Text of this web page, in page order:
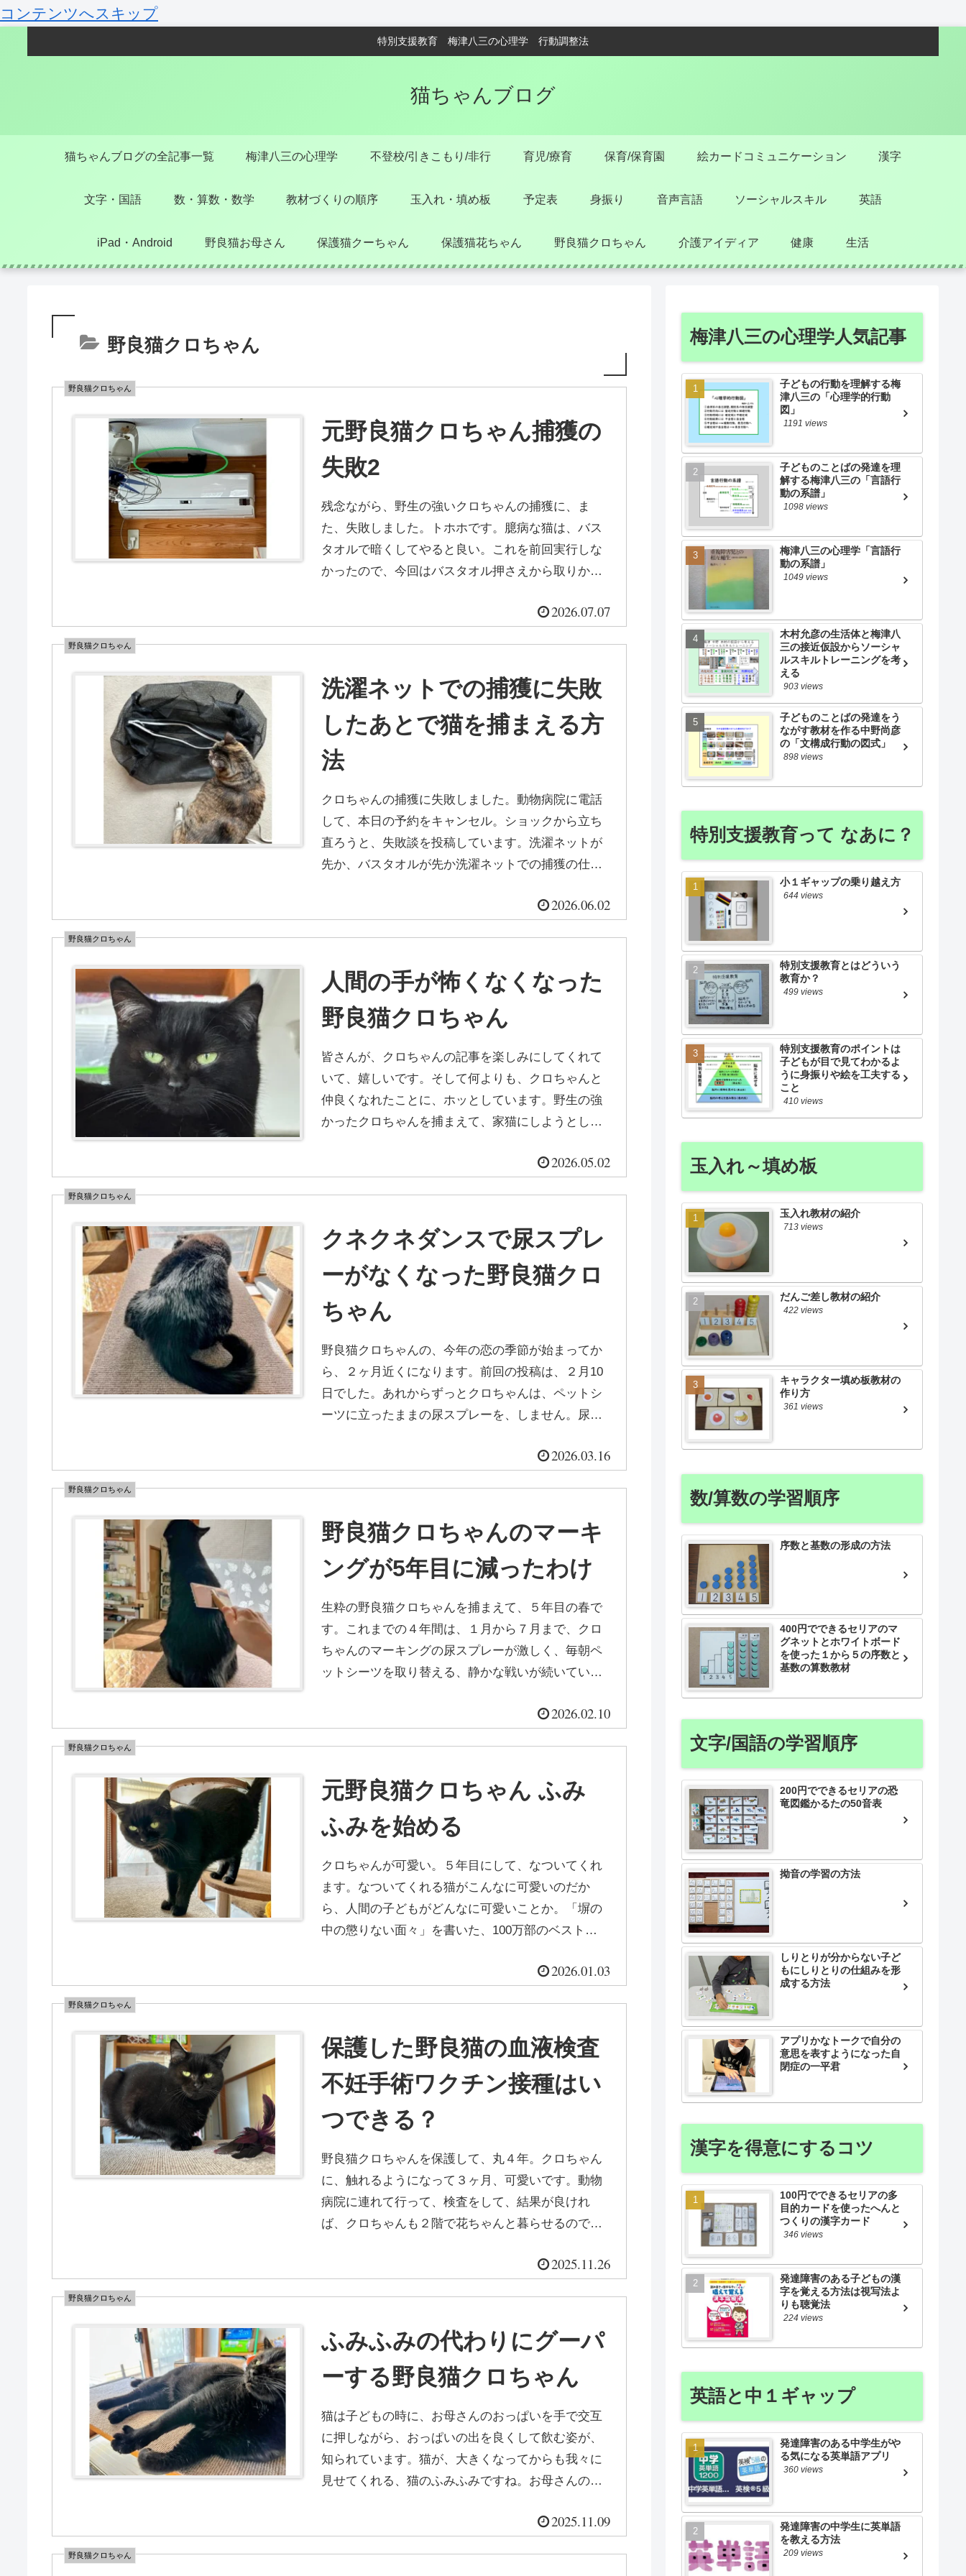
コンテンツへスキップ
特別支援教育 梅津八三の心理学 行動調整法
猫ちゃんブログ
猫ちゃんブログの全記事一覧 梅津八三の心理学 不登校/引きこもり/非行 育児/療育 保育/保育園 絵カードコミュニケーション 漢字
文字・国語 数・算数・数学 教材づくりの順序 玉入れ・填め板 予定表 身振り 音声言語 ソーシャルスキル 英語
iPad・Android 野良猫お母さん 保護猫クーちゃん 保護猫花ちゃん 野良猫クロちゃん 介護アイディア 健康 生活
野良猫クロちゃん
野良猫クロちゃん
元野良猫クロちゃん捕獲の
失敗2
残念ながら、野生の強いクロちゃんの捕獲に、ま
た、失敗しました。トホホです。臆病な猫は、バス
タオルで暗くしてやると良い。これを前回実行しな
かったので、今回はバスタオル押さえから取りかか
2026.07.07
野良猫クロちゃん
洗濯ネットでの捕獲に失敗
したあとで猫を捕まえる方
法
クロちゃんの捕獲に失敗しました。動物病院に電話
して、本日の予約をキャンセル。ショックから立ち
直ろうと、失敗談を投稿しています。洗濯ネットが
先か、バスタオルが先か洗濯ネットでの捕獲の仕方
2026.06.02
野良猫クロちゃん
人間の手が怖くなくなった
野良猫クロちゃん
皆さんが、クロちゃんの記事を楽しみにしてくれて
いて、嬉しいです。そして何よりも、クロちゃんと
仲良くなれたことに、ホッとしています。野生の強
かったクロちゃんを捕まえて、家猫にしようとした
2026.05.02
野良猫クロちゃん
クネクネダンスで尿スプレ
ーがなくなった野良猫クロ
ちゃん
野良猫クロちゃんの、今年の恋の季節が始まってか
ら、２ヶ月近くになります。前回の投稿は、２月10
日でした。あれからずっとクロちゃんは、ペットシ
ーツに立ったままの尿スプレーを、しません。尿ス
2026.03.16
野良猫クロちゃん
野良猫クロちゃんのマーキ
ングが5年目に減ったわけ
生粋の野良猫クロちゃんを捕まえて、５年目の春で
す。これまでの４年間は、１月から７月まで、クロ
ちゃんのマーキングの尿スプレーが激しく、毎朝ペ
ットシーツを取り替える、静かな戦いが続いていま
2026.02.10
野良猫クロちゃん
元野良猫クロちゃん ふみ
ふみを始める
クロちゃんが可愛い。５年目にして、なついてくれ
ます。なついてくれる猫がこんなに可愛いのだか
ら、人間の子どもがどんなに可愛いことか。「塀の
中の懲りない面々」を書いた、100万部のベストセ
2026.01.03
野良猫クロちゃん
保護した野良猫の血液検査
不妊手術ワクチン接種はい
つできる？
野良猫クロちゃんを保護して、丸４年。クロちゃん
に、触れるようになって３ヶ月、可愛いです。動物
病院に連れて行って、検査をして、結果が良けれ
ば、クロちゃんも２階で花ちゃんと暮らせるのでは
2025.11.26
野良猫クロちゃん
ふみふみの代わりにグーパ
ーする野良猫クロちゃん
猫は子どもの時に、お母さんのおっぱいを手で交互
に押しながら、おっぱいの出を良くして飲む姿が、
知られています。猫が、大きくなってからも我々に
見せてくれる、猫のふみふみですね。お母さんのお
2025.11.09
野良猫クロちゃん
梅津八三の心理学人気記事
子どもの行動を理解する梅
津八三の「心理学的行動
図」
1191 views
子どものことばの発達を理
解する梅津八三の「言語行
動の系譜」
1098 views
梅津八三の心理学「言語行
動の系譜」
1049 views
木村允彦の生活体と梅津八
三の接近仮設からソーシャ
ルスキルトレーニングを考
える
903 views
子どものことばの発達をう
ながす教材を作る中野尚彦
の「文構成行動の図式」
898 views
特別支援教育って なあに？
小１ギャップの乗り越え方
644 views
特別支援教育とはどういう
教育か？
499 views
特別支援教育のポイントは
子どもが目で見てわかるよ
うに身振りや絵を工夫する
こと
410 views
玉入れ～填め板
玉入れ教材の紹介
713 views
だんご差し教材の紹介
422 views
キャラクター填め板教材の
作り方
361 views
数/算数の学習順序
序数と基数の形成の方法
400円でできるセリアのマ
グネットとホワイトボード
を使った１から５の序数と
基数の算数教材
文字/国語の学習順序
200円でできるセリアの恐
竜図鑑かるたの50音表
拗音の学習の方法
しりとりが分からない子ど
もにしりとりの仕組みを形
成する方法
アプリかなトークで自分の
意思を表すようになった自
閉症の一平君
漢字を得意にするコツ
100円でできるセリアの多
目的カードを使ったへんと
つくりの漢字カード
346 views
発達障害のある子どもの漢
字を覚える方法は視写法よ
りも聴覚法
224 views
英語と中１ギャップ
発達障害のある中学生がや
る気になる英単語アプリ
360 views
発達障害の中学生に英単語
を教える方法
209 views